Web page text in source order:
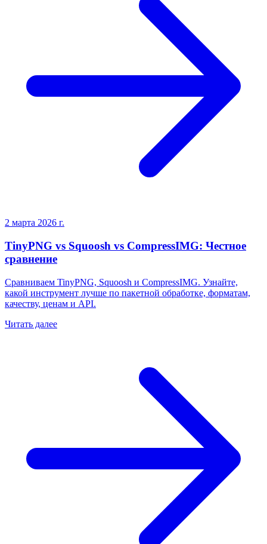
2 марта 2026 г.
TinyPNG vs Squoosh vs CompressIMG: Честное
сравнение
Сравниваем TinyPNG, Squoosh и CompressIMG. Узнайте,
какой инструмент лучше по пакетной обработке, форматам,
качеству, ценам и API.
Читать далее